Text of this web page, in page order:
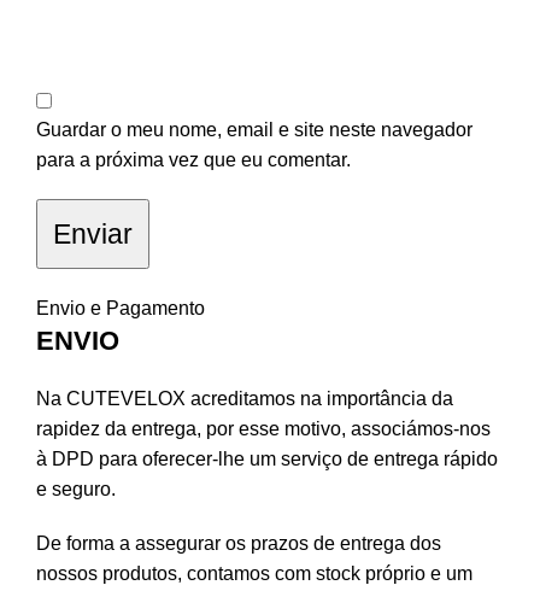
Guardar o meu nome, email e site neste navegador
para a próxima vez que eu comentar.
Envio e Pagamento
ENVIO
Na CUTEVELOX acreditamos na importância da
rapidez da entrega, por esse motivo, associámos-nos
à DPD para oferecer-lhe um serviço de entrega rápido
e seguro.
De forma a assegurar os prazos de entrega dos
nossos produtos, contamos com stock próprio e um